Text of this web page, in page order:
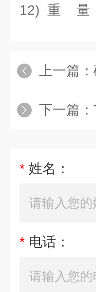
12) 重 量
上一篇：
下一篇：
* 姓名：
* 电话：